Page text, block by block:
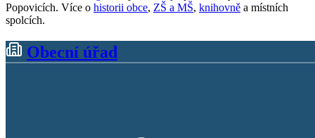
Popovicích. Více o historii obce, ZŠ a MŠ, knihovně a místních
spolcích.
Obecní úřad